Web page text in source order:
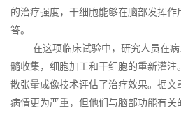
的治疗强度，干细胞能够在脑部发挥
答。
在这项临床试验中，研究人员在病
髓收集，细胞加工和干细胞的重新灌
散张量成像技术评估了治疗效果。据文
病情更为严重，但他们与脑部功能有关